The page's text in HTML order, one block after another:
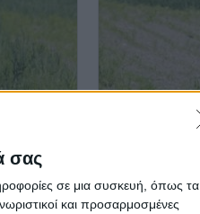
σας
σε μια συσκευή, όπως τα
και προσαρμοσμένες